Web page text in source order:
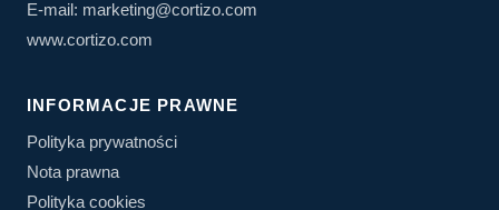
E-mail: marketing@cortizo.com
www.cortizo.com
INFORMACJE PRAWNE
Polityka prywatności
Nota prawna
Polityka cookies